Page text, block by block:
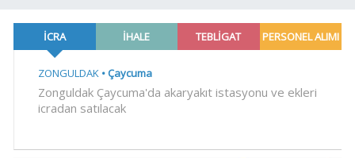
kurallarını öğreniyor
09:57Filenin Sultanları, İzmirli